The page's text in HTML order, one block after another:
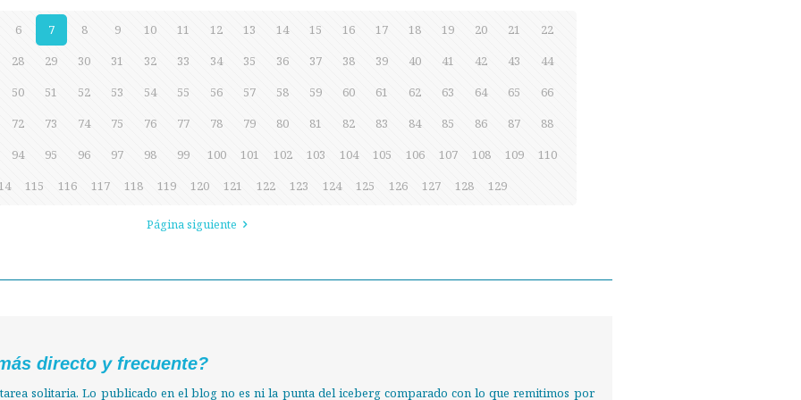
6 7 8 9 10 11 12 13 14 15 16 17 18 19 20 21
22
28
29 30 31 32 33 34 35 36 37 38 39 40 41 42 43
44
50
51 52 53 54 55 56 57 58 59 60 61 62 63 64 65
66
72
73 74 75 76 77 78 79 80 81 82 83 84 85 86 87
88
94
95 96 97 98 99 100 101 102 103 104 105 106 107 108 109
110
115 116 117 118 119 120 121 122 123 124 125 126 127 128 129
Página siguiente
directo y frecuente?
solitaria. Lo publicado en el blog no es ni la punta del iceberg comparado con lo que remitimos por